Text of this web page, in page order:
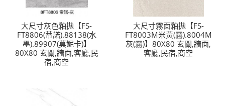
大尺寸灰色釉拋【FS-
FT8806(蒂諾).88138(水
墨).89907(莫妮卡)】
80X80 玄關,牆面,客廳,民
宿,商空
大尺寸霧面釉拋【FS-
FT8003M米黃(霧).8004M
灰(霧)】80X80 玄關,牆面,
客廳,民宿,商空